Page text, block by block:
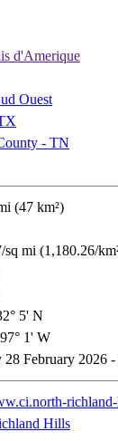
d'Amerique
Ouest
- TN
(47 km²)
sq mi (1,180.26/
5' N
1' W
28 February 2026
Hills